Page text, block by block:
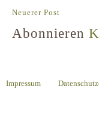
Neuerer Post
Abonnieren
Impressum